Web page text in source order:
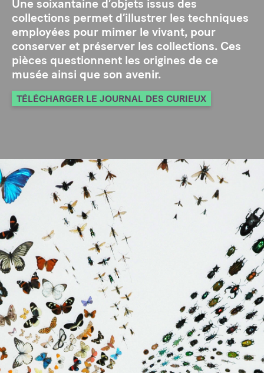
Une soixantaine d’objets issus des
collections permet d’illustrer les techniques
employées pour mimer le vivant, pour
conserver et préserver les collections. Ces
pièces questionnent les origines de ce
musée ainsi que son avenir.
TÉLÉCHARGER LE JOURNAL DES CURIEUX